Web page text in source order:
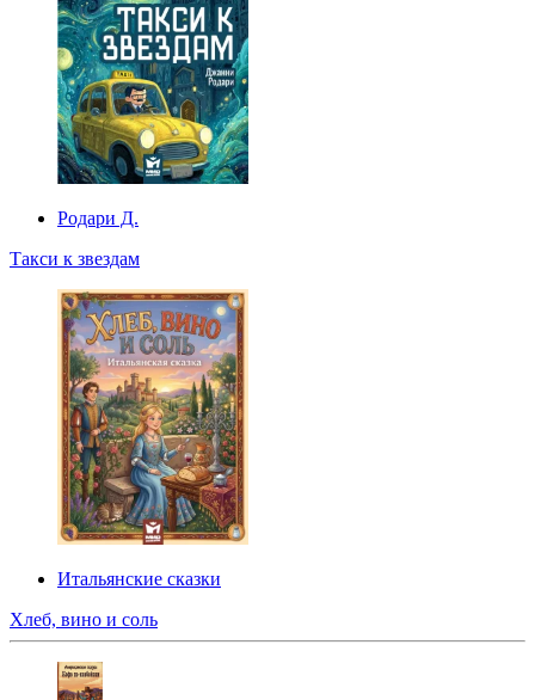
Родари Д.
Такси к звездам
Итальянские сказки
Хлеб, вино и соль